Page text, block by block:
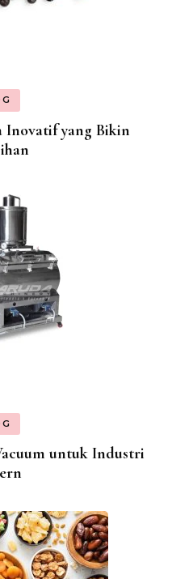
Inovatif yang Bikin
untuk Industri